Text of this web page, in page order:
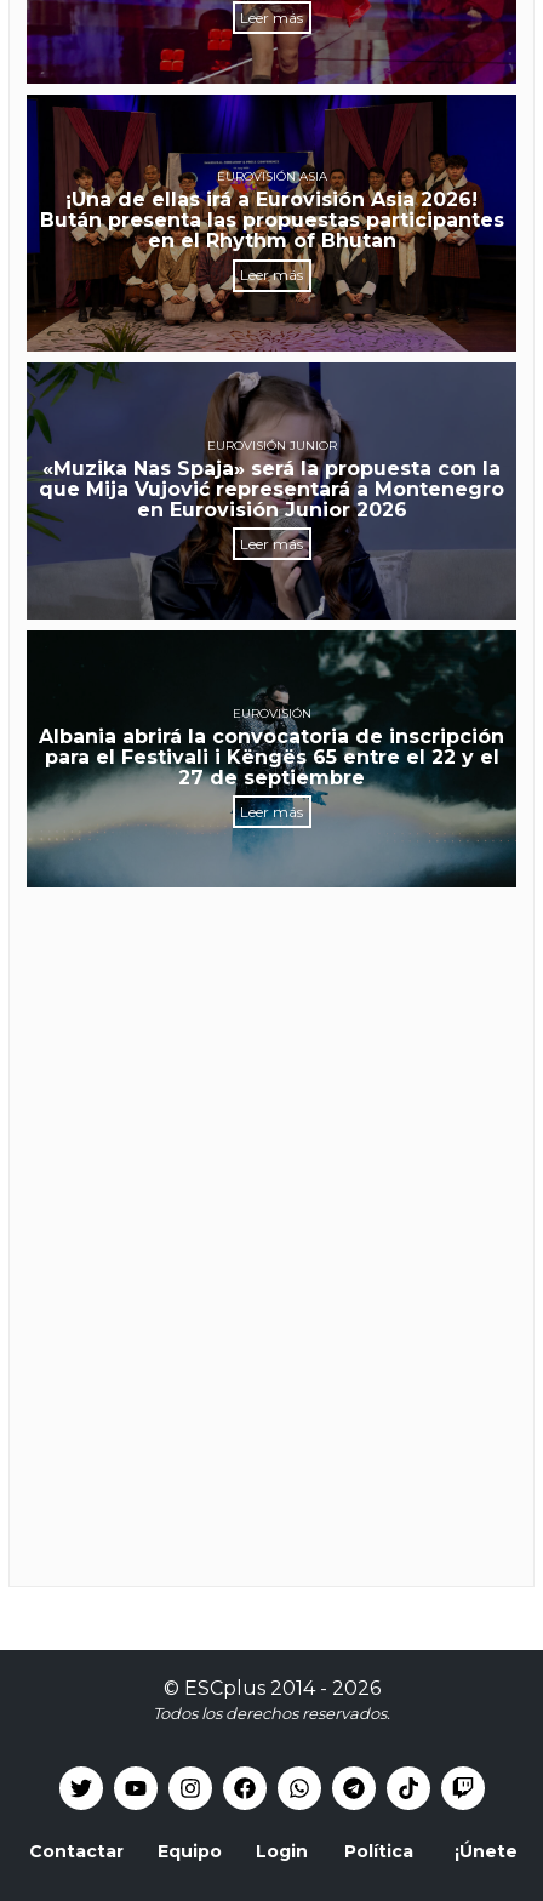
Leer más
EUROVISIÓN ASIA
¡Una de ellas irá a Eurovisión Asia 2026!
Bután presenta las propuestas participantes
en el Rhythm of Bhutan
Leer más
EUROVISIÓN JUNIOR
«Muzika Nas Spaja» será la propuesta con la
que Mija Vujović representará a Montenegro
en Eurovisión Junior 2026
Leer más
EUROVISIÓN
Albania abrirá la convocatoria de inscripción
para el Festivali i Këngës 65 entre el 22 y el
27 de septiembre
Leer más
© ESCplus2014 - 2026
Todos los derechos reservados.
Contactar Equipo Login Política ¡Únete